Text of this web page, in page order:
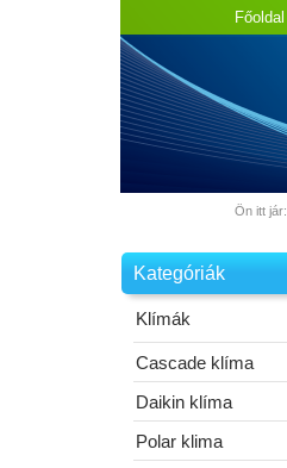
Főoldal
Ön itt jár:
Kategóriák
Klímák
Cascade klíma
Daikin klíma
Polar klima